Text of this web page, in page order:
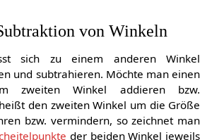
von Winkeln
sich zu einem anderen Winkel
und subtrahieren. Möchte man einen
zweiten Winkel addieren bzw.
den zweiten Winkel um die Größe
bzw. vermindern, so zeichnet man
der beiden Winkel jeweils